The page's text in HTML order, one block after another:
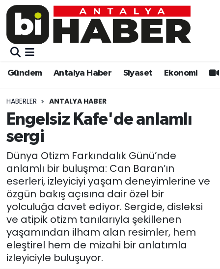
Gündem Antalya Haber Siyaset Ekonomi
HABERLER ANTALYA HABER
Engelsiz Kafe'de anlamlı
sergi
Dünya Otizm Farkındalık Günü’nde
anlamlı bir buluşma: Can Baran’ın
eserleri, izleyiciyi yaşam deneyimlerine ve
özgün bakış açısına dair özel bir
yolculuğa davet ediyor. Sergide, disleksi
ve atipik otizm tanılarıyla şekillenen
yaşamından ilham alan resimler, hem
eleştirel hem de mizahi bir anlatımla
izleyiciyle buluşuyor.
Gündem
Siyaset
Ekonomi
Video
Eğitim
Kültür-sanat
Sağlık
Spor
Teknoloji
Gündem
Siyaset
Eğitim
Ekonomi
Kültür-sanat
Sağlık
Spor
Teknoloji
Yaşam
Muratpaşa Nöbetçi Eczaneler
Muratpaşa Trafik Yoğunluk Haritası
Süper Lig Puan Durumu ve Fikstür
Tüm Manşetler
Son Dakika Haberleri
Haber Arşivi